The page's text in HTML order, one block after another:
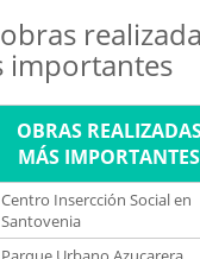
importantes
OBRAS
MÁS IMPORTANTES
Centro Insercción Social en
Santovenia